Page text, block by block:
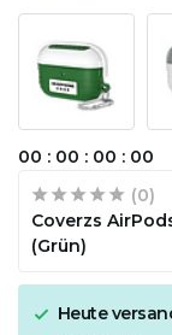
00 : 00 : 00 : 00
(0)
Coverzs
(Grün)
Heute